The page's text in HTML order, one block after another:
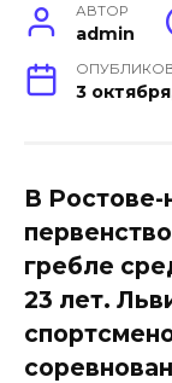
АВТОР
admin
3
В
гребле
23 лет.